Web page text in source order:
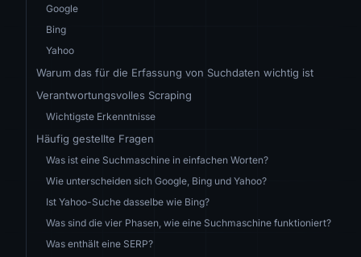
Google
Bing
Yahoo
Warum das für die Erfassung von Suchdaten wichtig ist
Verantwortungsvolles Scraping
Wichtigste Erkenntnisse
Häufig gestellte Fragen
Was ist eine Suchmaschine in einfachen Worten?
Wie unterscheiden sich Google, Bing und Yahoo?
Ist Yahoo-Suche dasselbe wie Bing?
Was sind die vier Phasen, wie eine Suchmaschine funktioniert?
Was enthält eine SERP?